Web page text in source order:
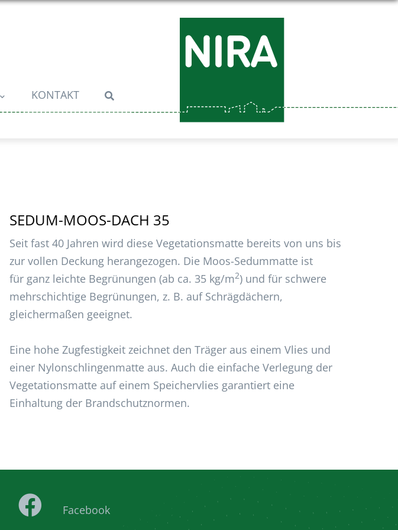
KONTAKT
SEDUM-MOOS-DACH 35
Seit fast 40 Jahren wird diese Vegetationsmatte bereits von uns bis
zur vollen Deckung herangezogen. Die Moos-Sedummatte ist
für ganz leichte Begrünungen (ab ca. 35 kg/m2) und für schwere
mehrschichtige Begrünungen, z. B. auf Schrägdächern,
gleichermaßen geeignet.
Eine hohe Zugfestigkeit zeichnet den Träger aus einem Vlies und
einer Nylonschlingenmatte aus. Auch die einfache Verlegung der
Vegetationsmatte auf einem Speichervlies garantiert eine
Einhaltung der Brandschutznormen.
Facebook